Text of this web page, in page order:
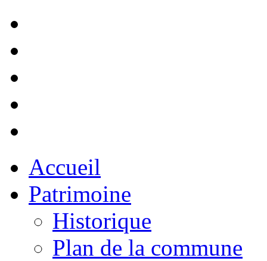
Accueil
Patrimoine
Historique
Plan de la commune